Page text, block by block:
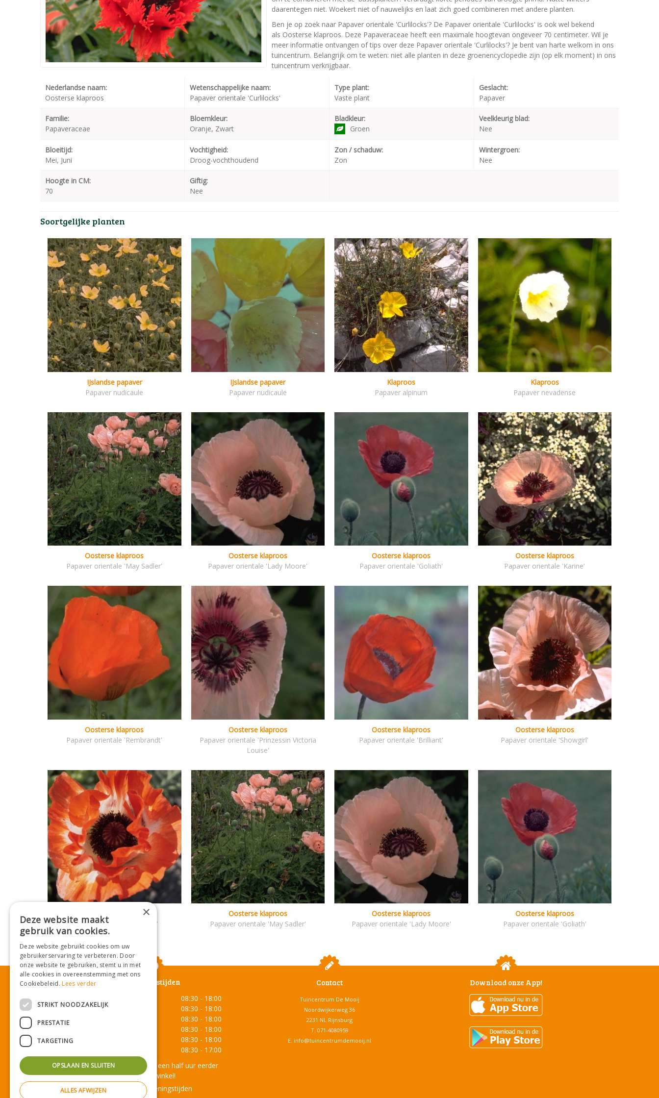
daarentegen niet. Woekert niet of nauwelijks en laat zich goed combineren met andere planten.
Ben je op zoek naar Papaver orientale 'Curlilocks'? De Papaver orientale 'Curlilocks' is ook wel bekend
als Oosterse klaproos. Deze Papaveraceae heeft een maximale hoogtevan ongeveer 70 centimeter. Wil je
meer informatie ontvangen of tips over deze Papaver orientale 'Curlilocks'? Je bent van harte welkom in ons
tuincentrum. Belangrijk om te weten: niet alle planten in deze groenencyclopedie zijn (op elk moment) in ons
tuincentrum verkrijgbaar.
Nederlandse naam:
Oosterse klaproos
Wetenschappelijke naam:
Papaver orientale 'Curlilocks'
Type plant:
Vaste plant
Geslacht:
Papaver
Familie:
Papaveraceae
Bloemkleur:
Oranje, Zwart
Bladkleur:
Groen
Veelkleurig blad:
Nee
Bloeitijd:
Mei, Juni
Vochtigheid:
Droog-vochthoudend
Zon / schaduw:
Zon
Wintergroen:
Nee
Hoogte in CM:
70
Giftig:
Nee
Soortgelijke planten
IJslandse papaver
Papaver nudicaule
IJslandse papaver
Papaver nudicaule
Klaproos
Papaver alpinum
Klaproos
Papaver nevadense
Oosterse klaproos
Papaver orientale 'May Sadler'
Oosterse klaproos
Papaver orientale 'Lady Moore'
Oosterse klaproos
Papaver orientale 'Goliath'
Oosterse klaproos
Papaver orientale 'Karine'
Oosterse klaproos
Papaver orientale 'Rembrandt'
Oosterse klaproos
Papaver orientale 'Prinzessin Victoria
Louise'
Oosterse klaproos
Papaver orientale 'Brilliant'
Oosterse klaproos
Papaver orientale 'Showgirl'
Oosterse klaproos
Papaver orientale 'Pinnacle'
Oosterse klaproos
Papaver orientale 'May Sadler'
Oosterse klaproos
Papaver orientale 'Lady Moore'
Oosterse klaproos
Papaver orientale 'Goliath'
Openingstijden
08:30 - 18:00
Dinsdag
08:30 - 18:00
08:30 - 18:00
08:30 - 18:00
08:30 - 18:00
08:30 - 17:00
Onze lunchroom sluit een half uur eerder
dan de winkel!
Toon alle openingstijden
Contact
Tuincentrum De Mooij
Noordwijkerweg 36
2231 NL Rijnsburg
T. 071-4080959
E. info@tuincentrumdemooij.nl
Download onze App!
×
Deze website maakt
gebruik van cookies.
Deze website gebruikt cookies om uw
gebruikerservaring te verbeteren. Door
onze website te gebruiken, stemt u in met
alle cookies in overeenstemming met ons
Cookiebeleid.Lees verder
STRIKT NOODZAKELIJK
PRESTATIE
TARGETING
OPSLAAN EN SLUITEN
ALLES AFWIJZEN